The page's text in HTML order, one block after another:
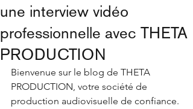
une interview vidéo
professionnelle avec THETA
PRODUCTION
Bienvenue sur le blog de THETA
PRODUCTION, votre société de
production audiovisuelle de confiance.